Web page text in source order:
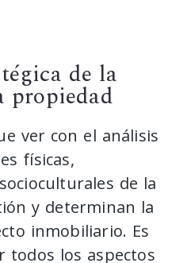
de la
propiedad
ver con el análisis
físicas,
de la
y determinan la
inmobiliario. Es
todos los aspectos